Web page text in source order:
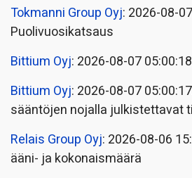
Tokmanni Group Oyj: 2026-08-
Puolivuosikatsaus
Bittium Oyj: 2026-08-07
Bittium Oyj: 2026-08-07
sääntöjen nojalla julkistettavat
Relais Group Oyj: 2026-08-06
ääni- ja kokonaismäärä